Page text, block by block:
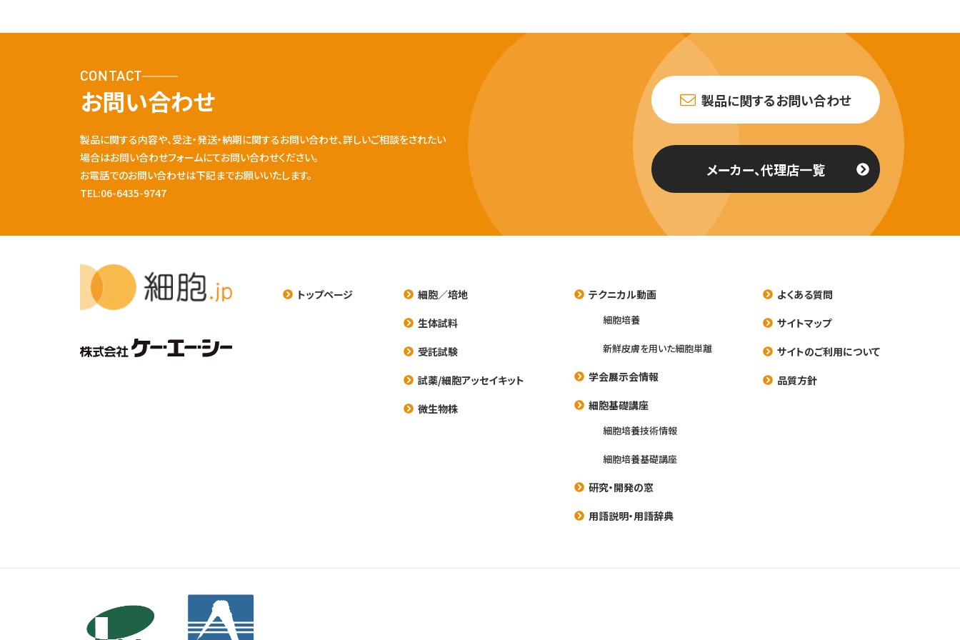
CONTACT
お問い合わせ
製品に関する内容や、受注・発送・納期に関するお問い合わせ、詳しいご相談をされたい
場合はお問い合わせフォームにてお問い合わせください。
お電話でのお問い合わせは下記までお願いいたします。
TEL:06-6435-9747
製品に関するお問い合わせ
メーカー、代理店一覧
トップページ
細胞／培地
生体試料
受託試験
試薬/細胞アッセイキット
微生物株
テクニカル動画
細胞培養
新鮮皮膚を用いた細胞単離
学会展示会情報
細胞基礎講座
細胞培養技術情報
細胞培養基礎講座
研究・開発の窓
用語説明・用語辞典
よくある質問
サイトマップ
サイトのご利用について
品質方針